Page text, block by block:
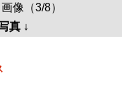
像（3/8）
真 ↓